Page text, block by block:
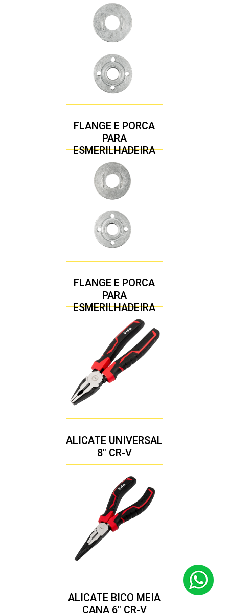
FLANGE E PORCA
PARA
ESMERILHADEIRA
4.1/2″ 22,23 MM
FLANGE E PORCA
PARA
ESMERILHADEIRA
4.1/2″ 20,00 MM
ALICATE UNIVERSAL
8″ CR-V
ALICATE BICO MEIA
CANA 6″ CR-V